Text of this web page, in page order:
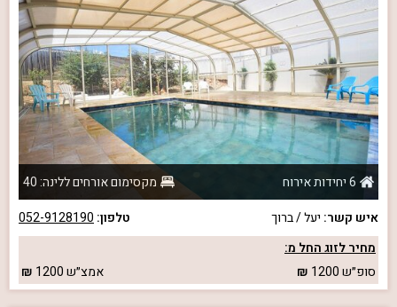
6 יחידות אירוח
מקסימום אורחים ללינה: 40
איש קשר: יעל / ברוך טלפון: 052-9128190
מחיר לזוג החל מ:
סופ״ש1200 אמצ״ש1200